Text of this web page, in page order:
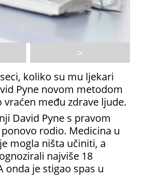
>
koliko su mu ljekari
Pyne novom metodom
među zdrave ljude.
David Pyne s pravom
rodio. Medicina u
mogla ništa učiniti, a
najviše 18
onda je stigao spas u